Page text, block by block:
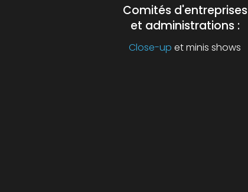
Comités d'entreprises
et administrations :
Close-up et minis shows